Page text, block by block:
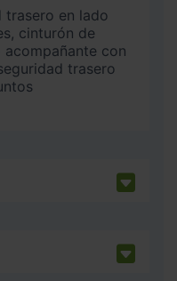
cinturón de
con
trasero